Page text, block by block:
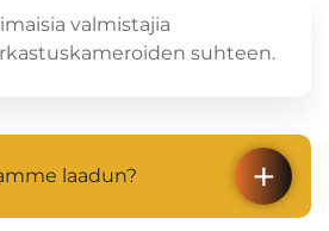
valmistajia
suhteen.
laadun?